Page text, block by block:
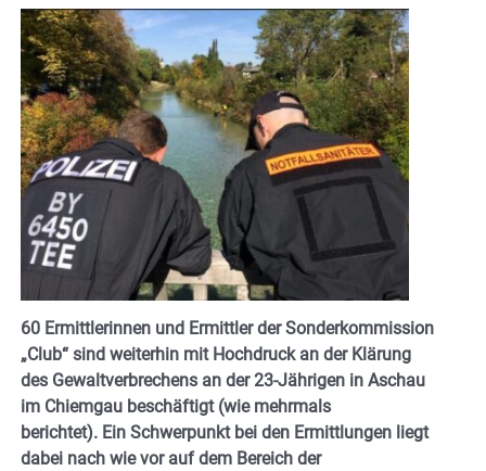
60 Ermittlerinnen und Ermittler der Sonderkommission
„Club“ sind weiterhin mit Hochdruck an der Klärung
des Gewaltverbrechens an der 23-Jährigen in Aschau
im Chiemgau beschäftigt (wie mehrmals
berichtet). Ein Schwerpunkt bei den Ermittlungen liegt
dabei nach wie vor auf dem Bereich der